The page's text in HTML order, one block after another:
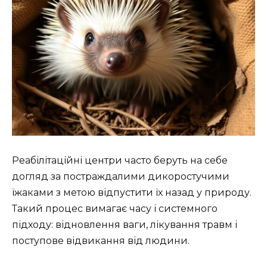
Реабілітаційні центри часто беруть на себе
догляд за постраждалими дикоростучими
їжаками з метою відпустити їх назад у природу.
Такий процес вимагає часу і системного
підходу: відновлення ваги, лікування травм і
поступове відвикання від людини.